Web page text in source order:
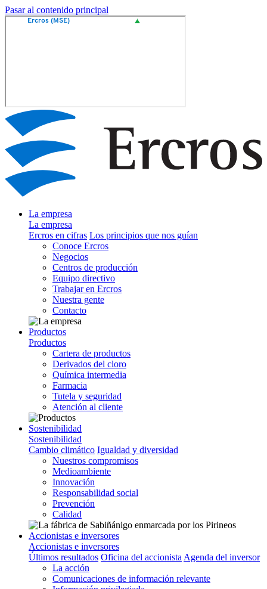
Pasar al contenido principal
La empresa
La empresa
Ercros en cifras Los principios que nos guían
Conoce Ercros
Negocios
Centros de producción
Equipo directivo
Trabajar en Ercros
Nuestra gente
Contacto
Productos
Productos
Cartera de productos
Derivados del cloro
Química intermedia
Farmacia
Tutela y seguridad
Atención al cliente
Sostenibilidad
Sostenibilidad
Cambio climático Igualdad y diversidad
Nuestros compromisos
Medioambiente
Innovación
Responsabilidad social
Prevención
Calidad
Accionistas e inversores
Accionistas e inversores
Últimos resultados Oficina del accionista Agenda del inversor
La acción
Comunicaciones de información relevante